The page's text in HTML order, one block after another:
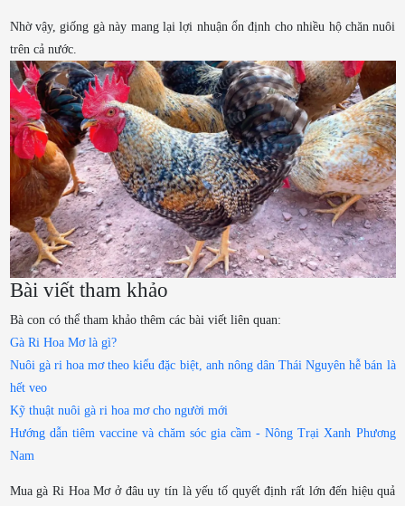
Nhờ vậy, giống gà này mang lại lợi nhuận ổn định cho nhiều hộ chăn nuôi
trên cả nước.
Bài viết tham khảo
Bà con có thể tham khảo thêm các bài viết liên quan:
Gà Ri Hoa Mơ là gì?
Nuôi gà ri hoa mơ theo kiểu đặc biệt, anh nông dân Thái Nguyên hễ bán là
hết veo
Kỹ thuật nuôi gà ri hoa mơ cho người mới
Hướng dẫn tiêm vaccine và chăm sóc gia cầm - Nông Trại Xanh Phương
Nam
Mua gà Ri Hoa Mơ ở đâu uy tín là yếu tố quyết định rất lớn đến hiệu quả